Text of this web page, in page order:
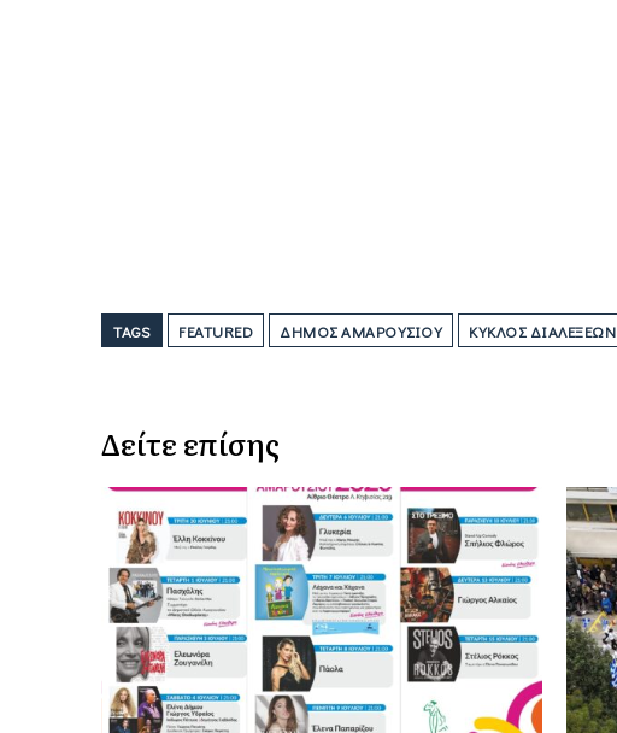
TAGS FEATURED ΔΉΜΟΣ ΑΜΑΡΟΥΣΊΟΥ ΚΎΚΛΟΣ ΔΙΑΛΈΞΕΩΝ
Δείτε επίσης